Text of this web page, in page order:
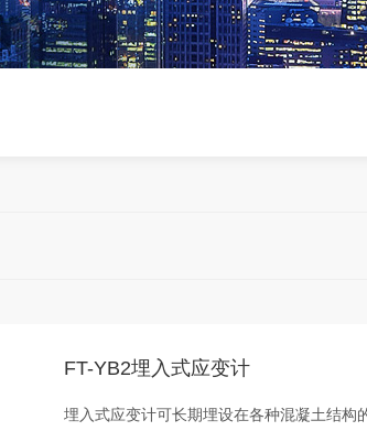
FT-YB2埋入式应变计
埋入式应变计可⻓期埋设在各种混凝⼟结